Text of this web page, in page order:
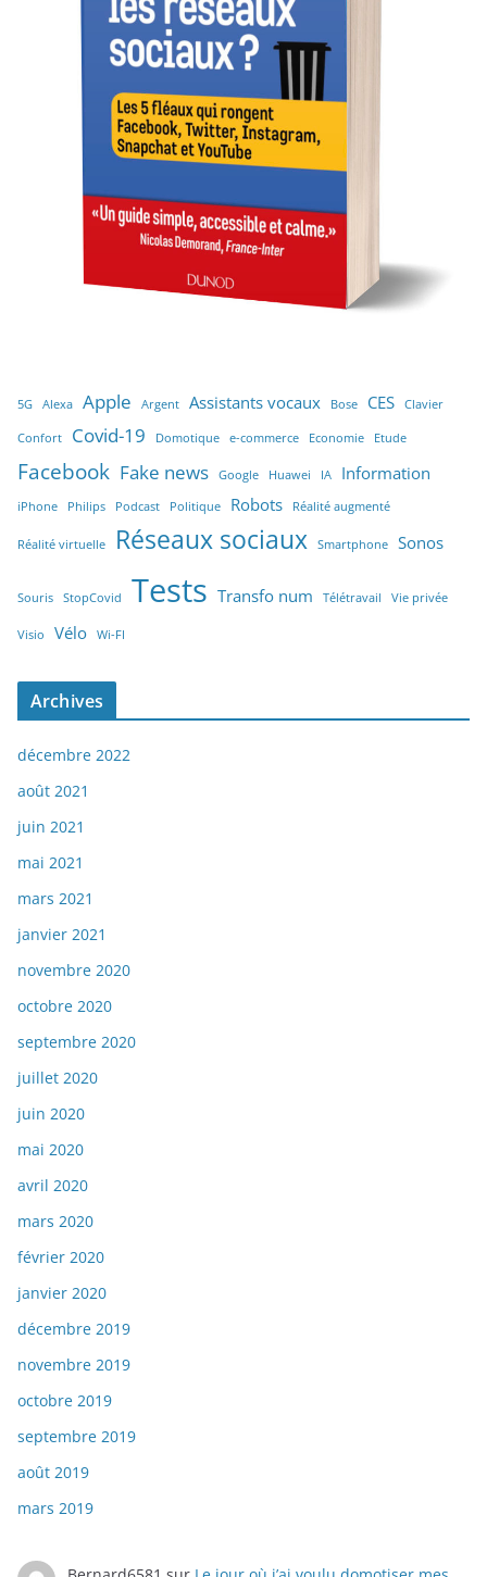
5G Alexa Apple Argent Assistants vocaux Bose CES Clavier
Confort Covid-19 Domotique e-commerce Economie Etude
Facebook Fake news Google Huawei IA Information
iPhone Philips Podcast Politique Robots Réalité augmenté
Réalité virtuelle Réseaux sociaux Smartphone Sonos
Souris StopCovid Tests Transfo num Télétravail Vie privée
Visio Vélo Wi-FI
Archives
décembre 2022
août 2021
juin 2021
mai 2021
mars 2021
janvier 2021
novembre 2020
octobre 2020
septembre 2020
juillet 2020
juin 2020
mai 2020
avril 2020
mars 2020
février 2020
janvier 2020
décembre 2019
novembre 2019
octobre 2019
septembre 2019
août 2019
mars 2019